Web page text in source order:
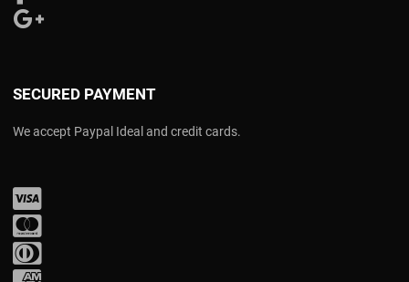
SECURED PAYMENT
We accept Paypal Ideal and credit cards.